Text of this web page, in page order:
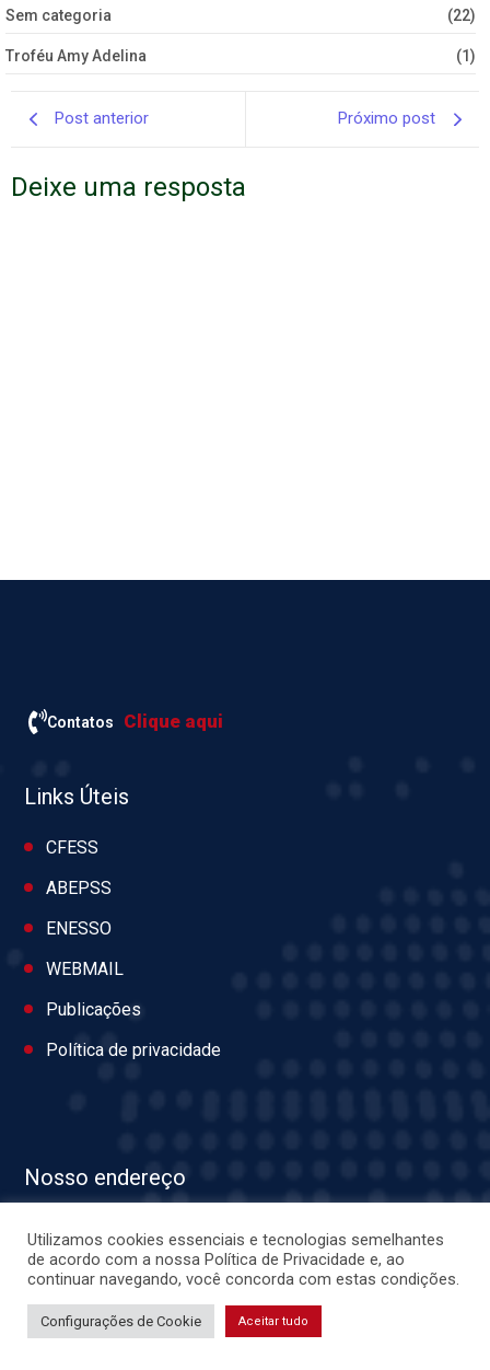
Sem categoria (22)
Troféu Amy Adelina (1)
Post anterior Próximo post
Deixe uma resposta
Contatos Clique aqui
Links Úteis
CFESS
ABEPSS
ENESSO
WEBMAIL
Publicações
Política de privacidade
Nosso endereço
Utilizamos cookies essenciais e tecnologias semelhantes
de acordo com a nossa Política de Privacidade e, ao
continuar navegando, você concorda com estas condições.
Configurações de Cookie Aceitar tudo